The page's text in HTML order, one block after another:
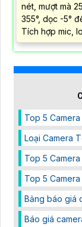
nét, mượt mà
355°, dọc -5°
Tích hợp mic,
Top 5
Loại Camera
Top 5
Top 5
Bảng báo giá
Báo giá